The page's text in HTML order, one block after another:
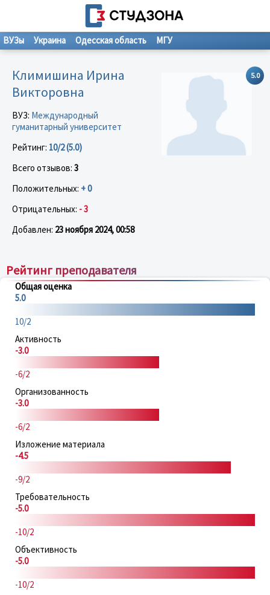
ВУЗы Украина Одесская область МГУ
5.0
Климишина Ирина
Викторовна
ВУЗ: Международный
гуманитарный университет
Рейтинг: 10/2 (5.0)
Всего отзывов: 3
Положительных: + 0
Отрицательных: - 3
Добавлен: 23 ноября 2024, 00:58
Рейтинг преподавателя
Общая оценка
5.0
10/2
Активность
-3.0
-6/2
Организованность
-3.0
-6/2
Изложение материала
-4.5
-9/2
Требовательность
-5.0
-10/2
Объективность
-5.0
-10/2